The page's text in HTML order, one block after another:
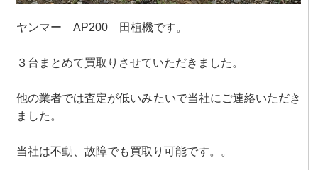
ヤンマー AP200 田植機です。
３台まとめて買取りさせていただきました。
他の業者では査定が低いみたいで当社にご連絡いただき
ました。
当社は不動、故障でも買取り可能です。。